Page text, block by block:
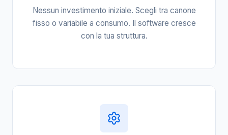
Nessun investimento iniziale. Scegli tra canone
fisso o variabile a consumo. Il software cresce
con la tua struttura.